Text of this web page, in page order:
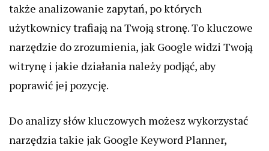
także analizowanie zapytań, po których
użytkownicy trafiają na Twoją stronę. To kluczowe
narzędzie do zrozumienia, jak Google widzi Twoją
witrynę i jakie działania należy podjąć, aby
poprawić jej pozycję.
Do analizy słów kluczowych możesz wykorzystać
narzędzia takie jak Google Keyword Planner,